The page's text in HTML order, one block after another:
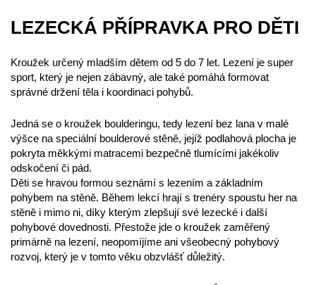
LEZECKÁ PŘÍPRAVKA PRO DĚTI
Kroužek určený mladším dětem od 5 do 7 let. Lezení je super
sport, který je nejen zábavný, ale také pomáhá formovat
správné držení těla i koordinaci pohybů.
Jedná se o kroužek boulderingu, tedy lezení bez lana v malé
výšce na speciální boulderové stěně, jejíž podlahová plocha je
pokryta měkkými matracemi bezpečně tlumícími jakékoliv
odskočení či pád.
Děti se hravou formou seznámí s lezením a základním
pohybem na stěně. Během lekcí hrají s trenéry spoustu her na
stěně i mimo ni, díky kterým zlepšují své lezecké i další
pohybové dovednosti. Přestože jde o kroužek zaměřený
primárně na lezení, neopomíjíme ani všeobecný pohybový
rozvoj, který je v tomto věku obzvlášť důležitý.